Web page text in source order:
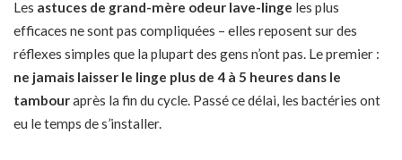
Les astuces de grand-mère odeur lave-linge les plus
efficaces ne sont pas compliquées – elles reposent sur des
réflexes simples que la plupart des gens n’ont pas. Le premier :
ne jamais laisser le linge plus de 4 à 5 heures dans le
tambouraprès la fin du cycle. Passé ce délai, les bactéries ont
eu le temps de s’installer.